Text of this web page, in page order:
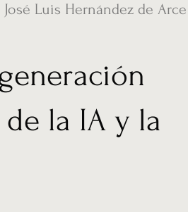
José Luis Hernández de Arce
la IA y la